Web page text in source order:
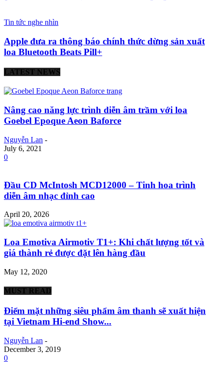
Tin tức nghe nhìn
Apple đưa ra thông báo chính thức dừng sản xuất
loa Bluetooth Beats Pill+
LATEST NEWS
Nâng cao năng lực trình diễn âm trầm với loa
Goebel Epoque Aeon Baforce
Nguyễn Lan -
July 6, 2021
0
Đầu CD McIntosh MCD12000 – Tinh hoa trình
diễn âm nhạc đỉnh cao
April 20, 2026
Loa Emotiva Airmotiv T1+: Khi chất lượng tốt và
giá thành rẻ được đặt lên hàng đầu
May 12, 2020
MUST READ
Điểm mặt những siêu phẩm âm thanh sẽ xuất hiện
tại Vietnam Hi-end Show...
Nguyễn Lan -
December 3, 2019
0